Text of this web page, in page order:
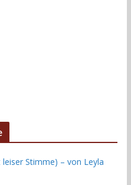
Stimme) – von Leyla